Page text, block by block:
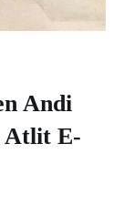
Andi
Atlit E-